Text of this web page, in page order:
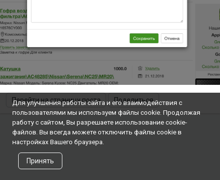
Перейти на страницу поста Поделиться
Для улучшения работы сайта и его взаимодействия с
пользователями мы используем файлы cookie. Продолжая
работу с сайтом, Вы разрешаете использование cookie-
файлов. Вы всегда можете отключить файлы cookie в
настройках Вашего браузера.
Принять